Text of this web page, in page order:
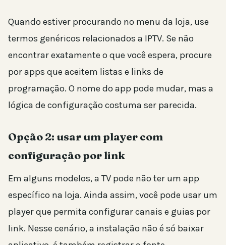
Quando estiver procurando no menu da loja, use
termos genéricos relacionados a IPTV. Se não
encontrar exatamente o que você espera, procure
por apps que aceitem listas e links de
programação. O nome do app pode mudar, mas a
lógica de configuração costuma ser parecida.
Opção 2: usar um player com
configuração por link
Em alguns modelos, a TV pode não ter um app
específico na loja. Ainda assim, você pode usar um
player que permita configurar canais e guias por
link. Nesse cenário, a instalação não é só baixar